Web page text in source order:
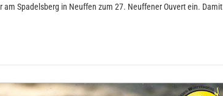
Spadelsberg in Neuffen zum 27. Neuffener Ouvert ein. Damit